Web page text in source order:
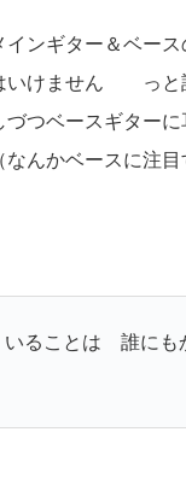
ンギター＆ベース
いけません っと
づつベースギター
なんかベースに注
ることは 誰にも